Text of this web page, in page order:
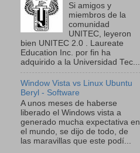
Si amigos y
miembros de la
comunidad
UNITEC, leyeron
bien UNITEC 2.0 . Laureate
Education Inc. por fin ha
adquirido a la Universidad Tec...
Window Vista vs Linux Ubuntu
Beryl - Software
A unos meses de haberse
liberado el Windows vista a
generado mucha expectativa en
el mundo, se dijo de todo, de
las maravillas que este podí...